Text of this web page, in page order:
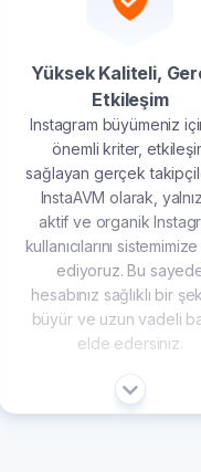
Yüksek Kaliteli,
Etkileşim
Instagram büyümeniz
önemli kriter,
sağlayan gerçek
InstaAVM olarak,
aktif ve organik
kullanıcılarını
ediyoruz. Bu
hesabınız sağlıklı bir
büyür ve uzun vadeli
elde edersiniz.